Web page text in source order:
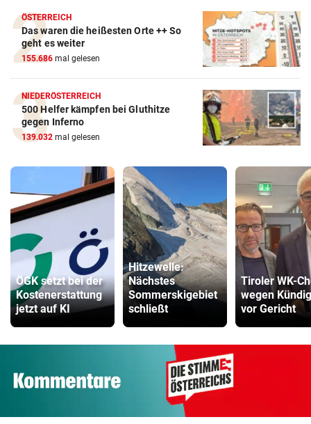
ÖSTERREICH
Das waren die heißesten Orte ++ So
geht es weiter
155.686 mal gelesen
NIEDERÖSTERREICH
500 Helfer kämpfen bei Gluthitze
gegen Inferno
139.032 mal gelesen
ÖGK setzt bei der
Kostenerstattung
jetzt auf KI
Hitzewelle:
Nächstes
Sommerskigebiet
schließt
Tiroler WK-
wegen
vor Gericht